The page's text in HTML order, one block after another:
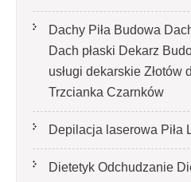
Dachy Piła Budowa
Dach płaski Dekarz
usługi dekarskie Złotów
Trzcianka Czarnków
Depilacja laserowa Piła
Dietetyk Odchudzanie